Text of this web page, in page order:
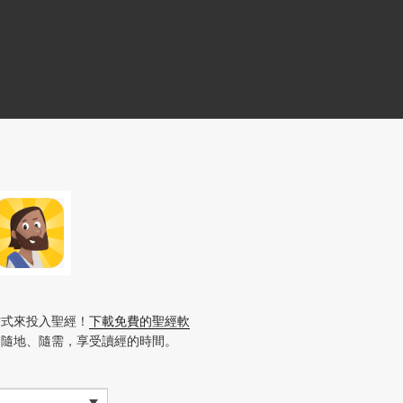
來投入聖經！ 下載免費的聖經軟
地、隨需，享受讀經的時間。